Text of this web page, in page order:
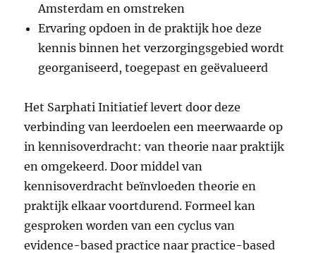
Amsterdam en omstreken
Ervaring opdoen in de praktijk hoe deze
kennis binnen het verzorgingsgebied wordt
georganiseerd, toegepast en geëvalueerd
Het Sarphati Initiatief levert door deze
verbinding van leerdoelen een meerwaarde op
in kennisoverdracht: van theorie naar praktijk
en omgekeerd. Door middel van
kennisoverdracht beïnvloeden theorie en
praktijk elkaar voortdurend. Formeel kan
gesproken worden van een cyclus van
evidence-based practice naar practice-based